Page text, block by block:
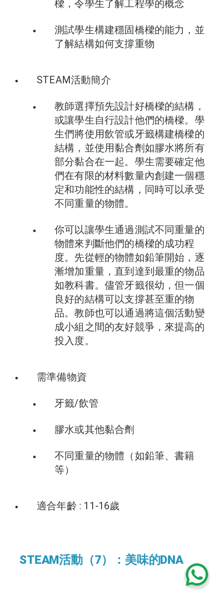
樑，令學生了解工程學的概念
測試學生構建穩固橋樑的能力，並
了解結構如何支撐重物
STEAM活動簡介
教師選擇預先設計好橋樑的結構，
或讓學生自行設計他們的橋樑。學
生們將使用飲管或牙籤構建橋樑的
結構，並使用黏合劑如膠水將所有
部分黏合在一起。學生需要確定他
們在有限的材料數量內創建一個穩
定和功能性的結構，同時可以承受
不同重量的物體。
你可以讓學生通過測試不同重量的
物體來判斷他們的橋樑的成功程
度。先從輕的物體如鉛筆開始，逐
漸增加重量，直到達到最重的物品
如教科書。儘管牙籤很幼，但一個
良好的結構可以支撐甚至重的物
品。教師也可以通過將這個活動變
成小組之間的友好競爭，來提高的
投入度。
需準備物資
牙籤/飲管
膠水或其他黏合劑
不同重量的物體（如鉛筆、書籍
等）
適合年齡 : 11-16歲
STEAM活動（7）：美味的DNA